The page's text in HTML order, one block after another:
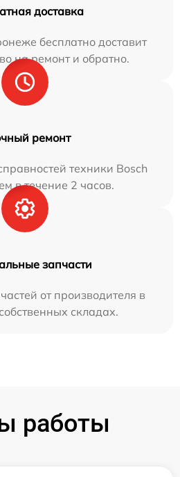
доставка
бесплатно доставит
на ремонт и обратно.
ремонт
техники Bosch
в течение 2 часов.
запчасти
от производителя в
складах.
работы